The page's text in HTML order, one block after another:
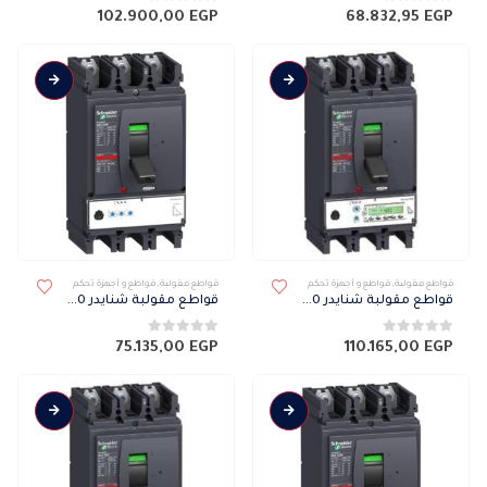
0من 5 68.832,95 EGP
0من 5 102.900,00 EGP
قواطع مقولبة, قواطع و أجهزة تحكم
قواطع مقولبة شنايدر NSX 70 كيلو 3 فاز ميكرو 6.3 E 400H
0من 5 110.165,00 EGP
قواطع مقولبة, قواطع و أجهزة تحكم
قواطع مقولبة شنايدر NSX 50 كيلو 3 فاز ميكرو 2.3 630N
0من 5 75.135,00 EGP